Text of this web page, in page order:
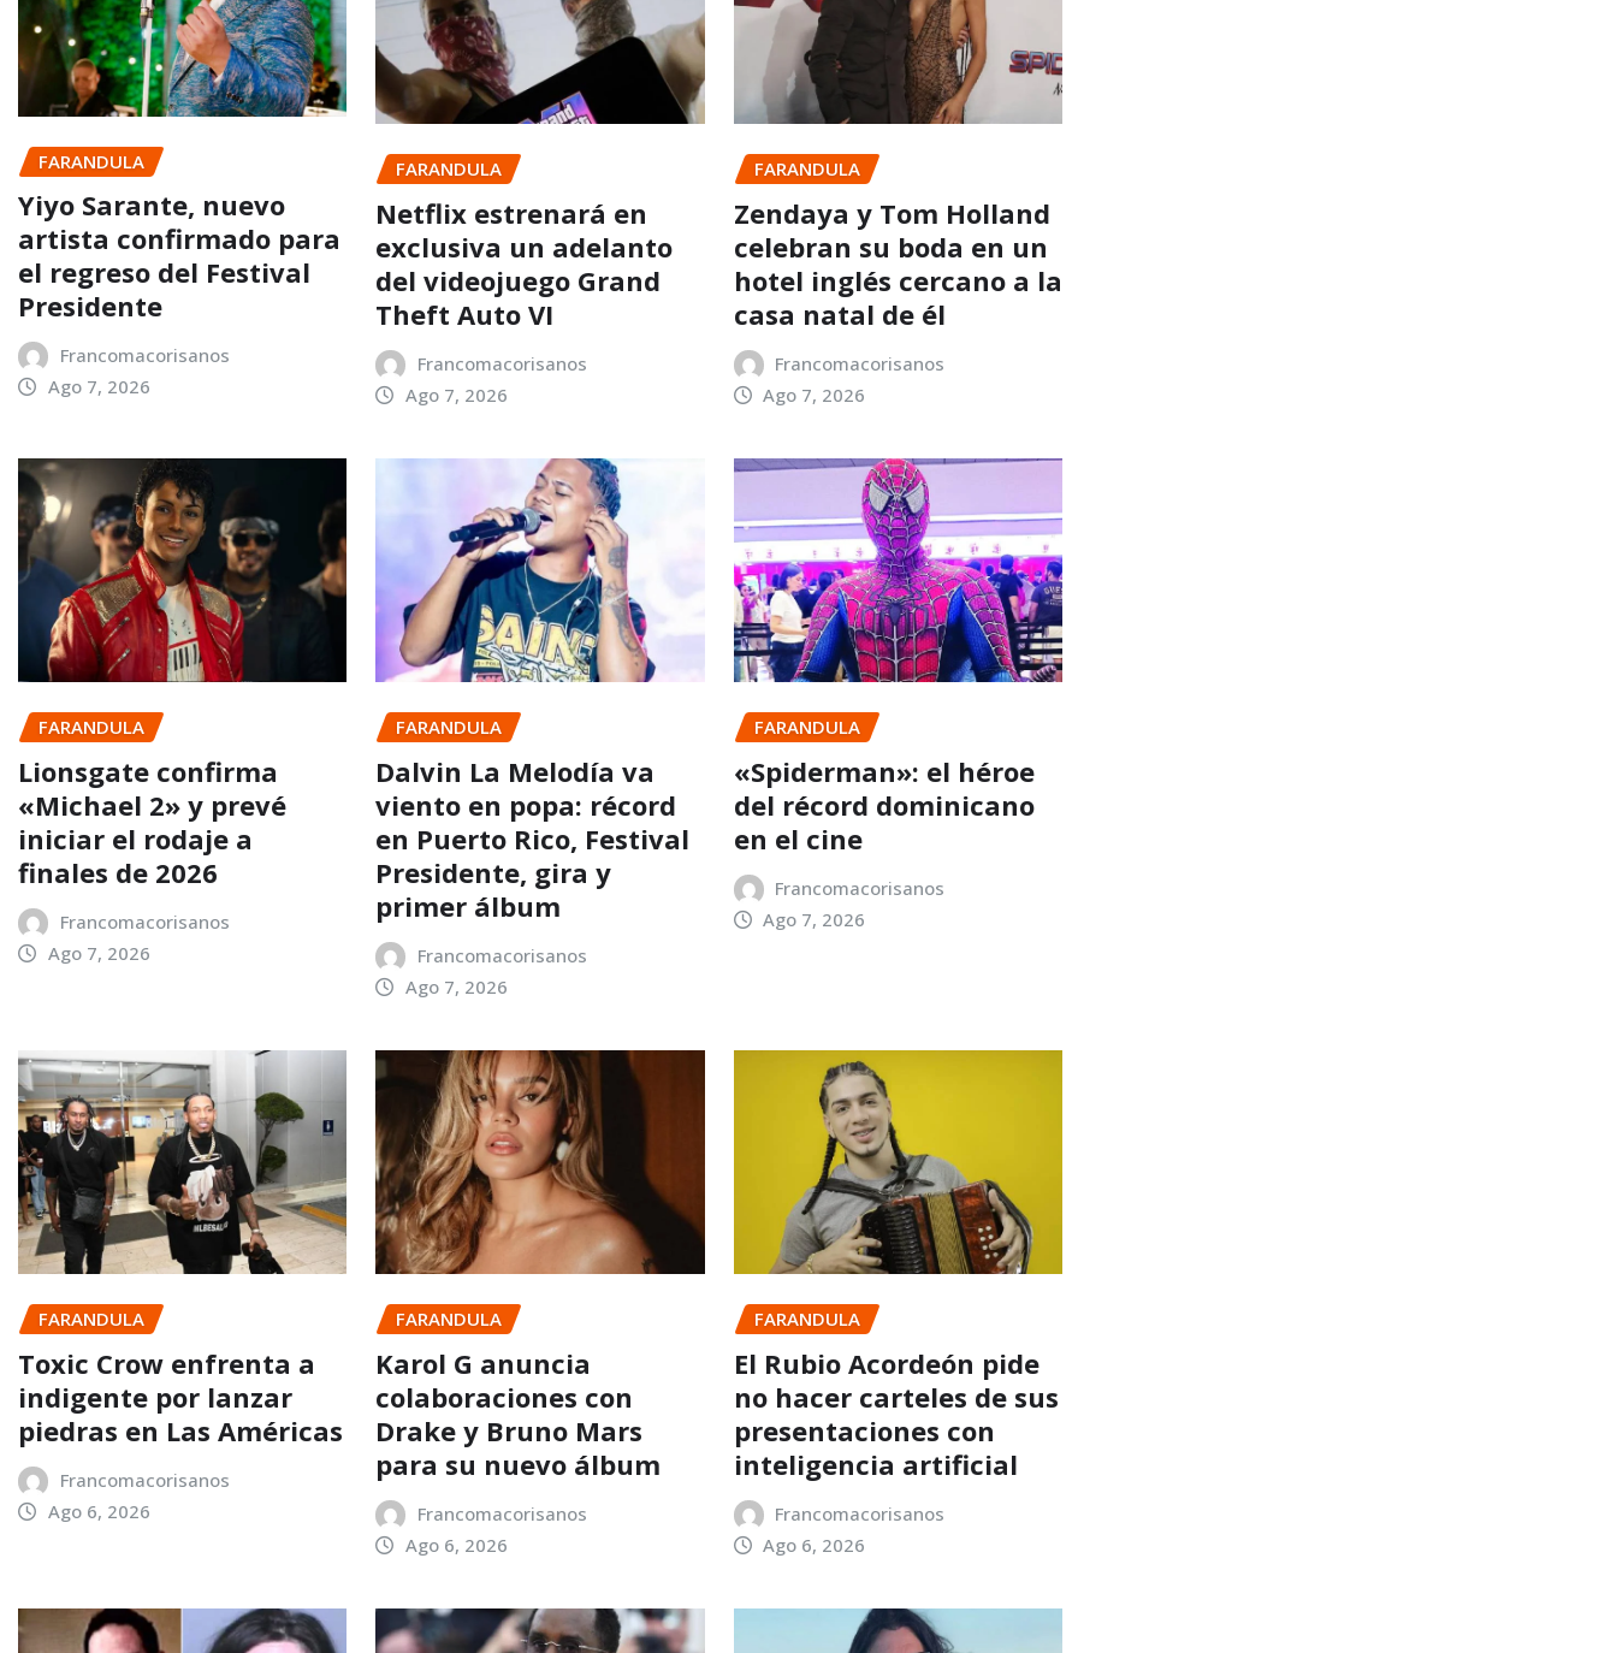
FARANDULA
Yiyo Sarante, nuevo
artista confirmado para
el regreso del Festival
Presidente
Francomacorisanos
Ago 7, 2026
FARANDULA
Netflix estrenará en
exclusiva un adelanto
del videojuego Grand
Theft Auto VI
Francomacorisanos
Ago 7, 2026
FARANDULA
Zendaya y Tom Holland
celebran su boda en un
hotel inglés cercano a la
casa natal de él
Francomacorisanos
Ago 7, 2026
FARANDULA
Lionsgate confirma
«Michael 2» y prevé
iniciar el rodaje a
finales de 2026
Francomacorisanos
Ago 7, 2026
FARANDULA
Dalvin La Melodía va
viento en popa: récord
en Puerto Rico, Festival
Presidente, gira y
primer álbum
Francomacorisanos
Ago 7, 2026
FARANDULA
«Spiderman»: el héroe
del récord dominicano
en el cine
Francomacorisanos
Ago 7, 2026
FARANDULA
Toxic Crow enfrenta a
indigente por lanzar
piedras en Las Américas
Francomacorisanos
Ago 6, 2026
FARANDULA
Karol G anuncia
colaboraciones con
Drake y Bruno Mars
para su nuevo álbum
Francomacorisanos
Ago 6, 2026
FARANDULA
El Rubio Acordeón pide
no hacer carteles de sus
presentaciones con
inteligencia artificial
Francomacorisanos
Ago 6, 2026